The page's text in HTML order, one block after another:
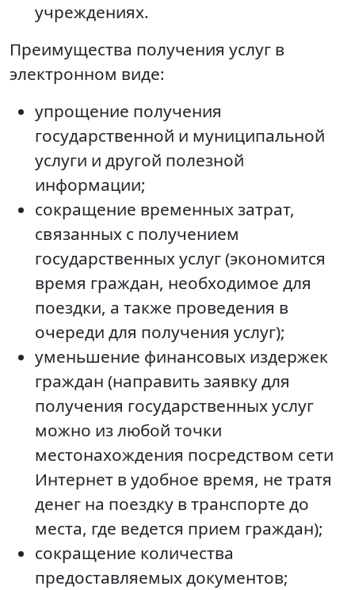
учреждениях.
Преимущества получения услуг в
электронном виде:
упрощение получения
государственной и муниципальной
услуги и другой полезной
информации;
сокращение временных затрат,
связанных с получением
государственных услуг (экономится
время граждан, необходимое для
поездки, а также проведения в
очереди для получения услуг);
уменьшение финансовых издержек
граждан (направить заявку для
получения государственных услуг
можно из любой точки
местонахождения посредством сети
Интернет в удобное время, не тратя
денег на поездку в транспорте до
места, где ведется прием граждан);
сокращение количества
предоставляемых документов;